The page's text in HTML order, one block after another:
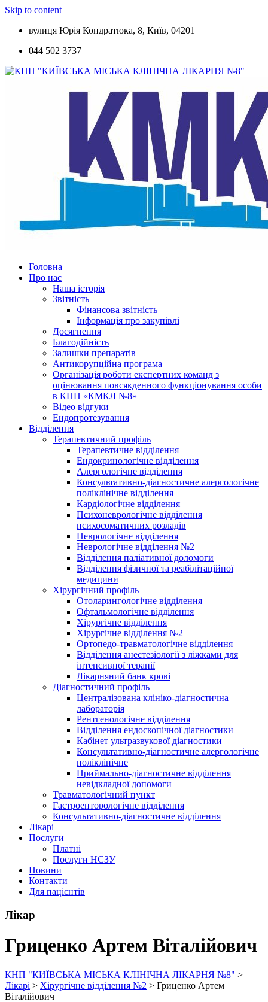
Skip to content
вулиця Юрія Кондратюка, 8, Київ, 04201
044 502 3737
Головна
Про нас
Наша історія
Звітність
Фінансова звітність
Інформація про закупівлі
Досягнення
Благодійність
Залишки препаратів
Антикорупційна програма
Організація роботи експертних команд з
оцінювання повсякденного функціонування особи
в КНП «КМКЛ №8»
Відео відгуки
Ендопротезування
Відділення
Терапевтичний профіль
Терапевтичне відділення
Ендокринологічне відділення
Алергологічне відділення
Консультативно-діагностичне алергологічне
поліклінічне відділення
Кардіологічне відділення
Психоневрологічне відділення
психосоматичних розладів
Неврологічне відділення
Неврологічне відділення №2
Відділення паліативної доломоги
Відділення фізичної та реабілітаційної
медицини
Хірургічний профіль
Отоларингологічне відділення
Офтальмологічне відділення
Хірургічне відділення
Хірургічне відділення №2
Ортопедо-травматологічне відділення
Відділення анестезіології з ліжками для
інтенсивної терапії
Лікарняний банк крові
Діагностичний профіль
Централізована клініко-діагностична
лабораторія
Рентгенологічне відділення
Відділення ендоскопічної діагностики
Кабінет ультразвукової діагностики
Консультативно-діагностичне алергологічне
поліклінічне
Приймально-діагностичне відділення
невідкладної допомоги
Травматологічний пункт
Гастроенторологічне відділення
Консультативно-діагностичне відділення
Лікарі
Послуги
Платні
Послуги НСЗУ
Новини
Контакти
Для пацієнтів
Лікар
Гриценко Артем Віталійович
КНП "КИЇВСЬКА МІСЬКА КЛІНІЧНА ЛІКАРНЯ №8" >
Лікарі > Хірургічне відділення №2 > Гриценко Артем
Віталійович